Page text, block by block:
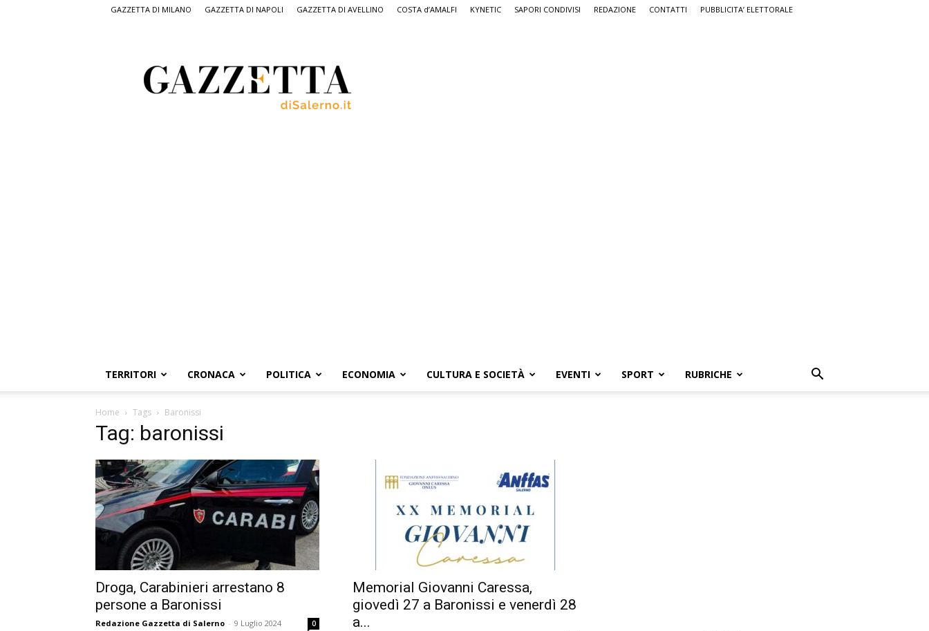
GAZZETTA DI MILANO GAZZETTA DI NAPOLI GAZZETTA DI AVELLINO COSTA d’AMALFI KYNETIC SAPORI CONDIVISI REDAZIONE CONTATTI PUBBLICITA’ ELETTORALE
Salerno,
il
quotidiano
TERRITORI CRONACA POLITICA ECONOMIA CULTURA E SOCIETÀ EVENTI SPORT RUBRICHE
Home Tags Baronissi
Tag: baronissi
Droga, Carabinieri arrestano 8
persone a Baronissi
Redazione Gazzetta di Salerno - 9 Luglio 2024 0
Memorial Giovanni Caressa,
giovedì 27 a Baronissi e venerdì 28
a...